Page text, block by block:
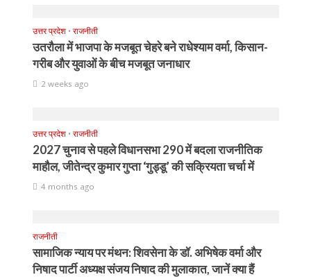
उत्तर प्रदेश • राजनीती
उतरौला में भाजपा के मजबूत चेहरे बने राधेश्याम वर्मा, किसान-
गरीब और युवाओं के बीच मजबूत जनाधार
2 weeks ago
उत्तर प्रदेश • राजनीती
2027 चुनाव से पहले विधानसभा 290 में बदला राजनीतिक
माहौल, जीतेन्द्र कुमार गुप्ता ‘गुड्डू’ की सक्रियता चर्चा में
4 months ago
राजनीती
सामाजिक न्याय पर मंथन: शिवसेना के डॉ. अभिषेक वर्मा और
निषाद पार्टी अध्यक्ष संजय निषाद की मुलाकात, जानें क्या हैं